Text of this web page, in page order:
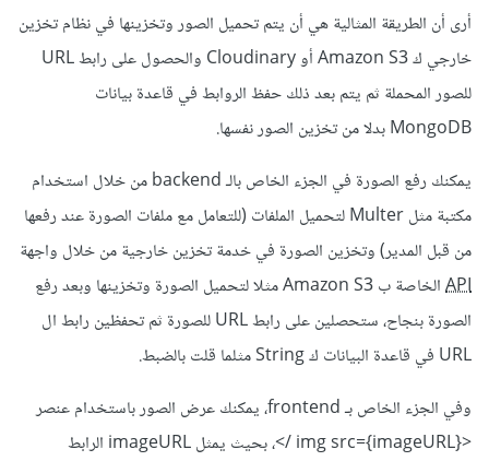
أرى أن الطريقة المثالية هي أن يتم تحميل الصور وتخزينها في نظام تخزين
خارجي ك Amazon S3 أو Cloudinary والحصول على رابط URL
للصور المحملة ثم يتم بعد ذلك حفظ الروابط في قاعدة بيانات
MongoDB بدلا من تخزين الصور نفسها.
يمكنك رفع الصورة في الجزء الخاص بالـ backend من خلال استخدام
مكتبة مثل Multer لتحميل الملفات (للتعامل مع ملفات الصورة عند رفعها
من قبل المدير) وتخزين الصورة في خدمة تخزين خارجية من خلال واجهة
API
الخاصة ب Amazon S3 مثلا لتحميل الصورة وتخزينها وبعد رفع
الصورة بنجاح، ستحصلين على رابط URL للصورة ثم تحفظين رابط ال
URL في قاعدة البيانات ك String مثلما قلت بالضبط.
وفي الجزء الخاص بـ frontend، يمكنك عرض الصور باستخدام عنصر
<img src={imageURL} />، بحيث يمثل imageURL الرابط